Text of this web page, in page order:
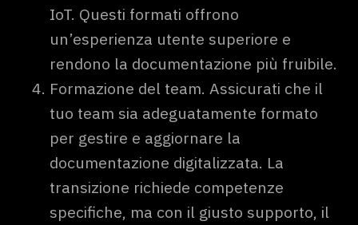
IoT. Questi formati offrono
un’esperienza utente superiore e
rendono la documentazione più fruibile.
Formazione del team. Assicurati che il
tuo team sia adeguatamente formato
per gestire e aggiornare la
documentazione digitalizzata. La
transizione richiede competenze
specifiche, ma con il giusto supporto, il